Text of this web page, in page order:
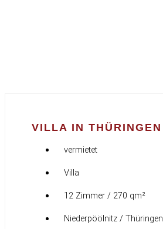
VILLA IN THÜRINGEN
vermietet
Villa
12 Zimmer / 270 qm²
Niederpöölnitz / Thüringen